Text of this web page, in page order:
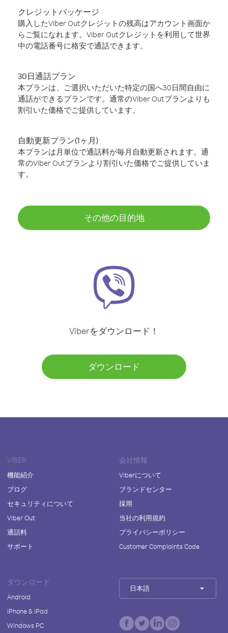
クレジットパッケージ
購入したViber Outクレジットの残高はアカウント画面か
らご覧になれます。Viber Outクレジットを利用して世界
中の電話番号に格安で通話できます。
30日通話プラン
本プランは、ご選択いただいた特定の国へ30日間自由に
通話ができるプランです。通常のViber Outプランよりも
割引いた価格でご提供しています。
自動更新プラン(1ヶ月)
本プランは月単位で通話料が毎月自動更新されます。通
常のViber Outプランより割引いた価格でご提供していま
す。
その他の目的地
Viberをダウンロード！
ダウンロード
VIBER
機能紹介
ブログ
セキュリティについて
Viber Out
通話料
サポート
会社情報
Viberについて
ブランドセンター
採用
当社の利用規約
プライバシーポリシー
Customer Complaints Code
ダウンロード
Android
iPhone & iPad
Windows PC
日本語